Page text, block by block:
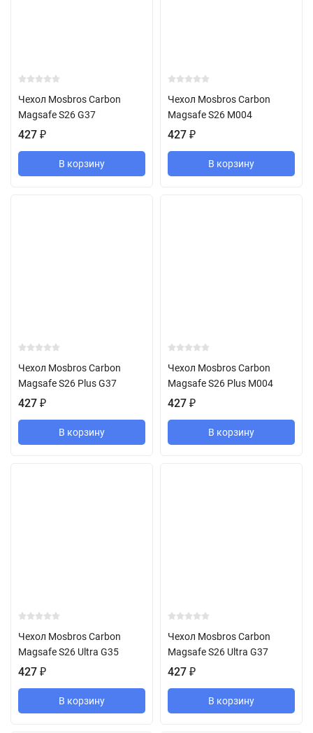
Чехол Mosbros Carbon
Magsafe S26 G37
427 ₽
В корзину
Чехол Mosbros Carbon
Magsafe S26 M004
427 ₽
В корзину
Чехол Mosbros Carbon
Magsafe S26 Plus G37
427 ₽
В корзину
Чехол Mosbros Carbon
Magsafe S26 Plus M004
427 ₽
В корзину
Чехол Mosbros Carbon
Magsafe S26 Ultra G35
427 ₽
В корзину
Чехол Mosbros Carbon
Magsafe S26 Ultra G37
427 ₽
В корзину